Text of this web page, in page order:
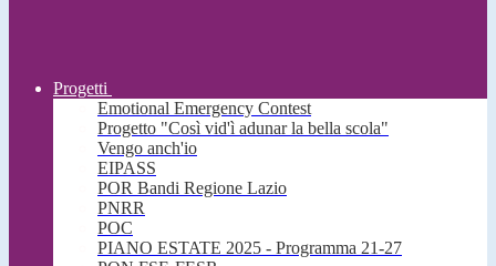
Progetti
Emotional Emergency Contest
Progetto "Così vid'ì adunar la bella scola"
Vengo anch'io
EIPASS
POR Bandi Regione Lazio
PNRR
POC
PIANO ESTATE 2025 - Programma 21-27